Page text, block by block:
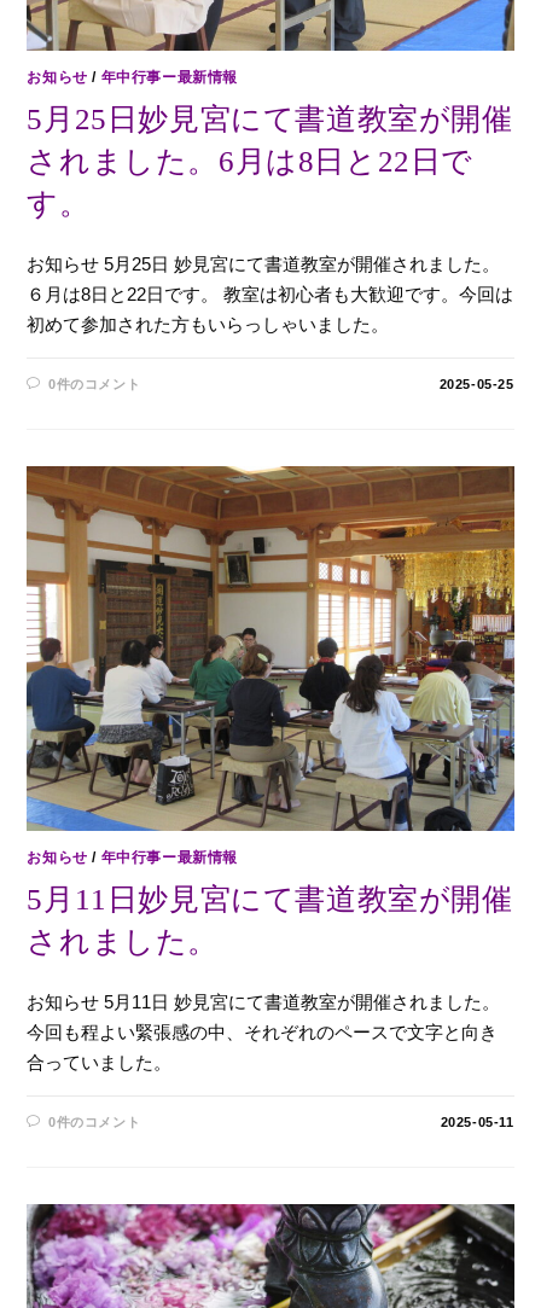
お知らせ / 年中行事ー最新情報
5月25日妙見宮にて書道教室が開催
されました。6月は8日と22日で
す。
お知らせ 5月25日 妙見宮にて書道教室が開催されました。
６月は8日と22日です。 教室は初心者も大歓迎です。今回は
初めて参加された方もいらっしゃいました。
0件のコメント 2025-05-25
お知らせ / 年中行事ー最新情報
5月11日妙見宮にて書道教室が開催
されました。
お知らせ 5月11日 妙見宮にて書道教室が開催されました。
今回も程よい緊張感の中、それぞれのペースで文字と向き
合っていました。
0件のコメント 2025-05-11